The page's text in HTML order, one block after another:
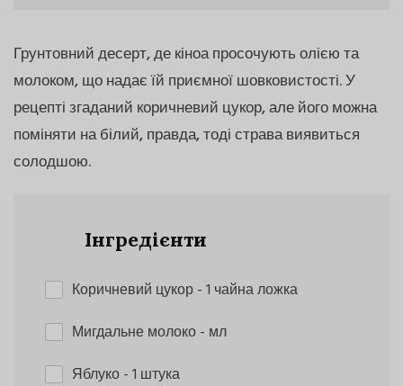
Грунтовний десерт, де кіноа просочують олією та
молоком, що надає їй приємної шовковистості. У
рецепті згаданий коричневий цукор, але його можна
поміняти на білий, правда, тоді страва виявиться
солодшою.
Інгредієнти
Коричневий цукор- 1 чайна ложка
Мигдальне молоко- мл
Яблуко- 1 штука